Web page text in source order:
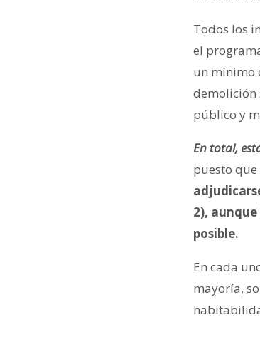
Todos los
el
un mínimo
demolición
público y
En total,
puesto
2),
posible.
En cada
mayoría,